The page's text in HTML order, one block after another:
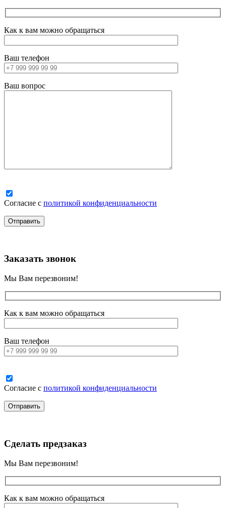
Как к вам можно обращаться
Ваш телефон
Ваш вопрос
Согласие с политикой конфиденциальности
Заказать звонок
Мы Вам перезвоним!
Как к вам можно обращаться
Ваш телефон
Согласие с политикой конфиденциальности
Сделать предзаказ
Мы Вам перезвоним!
Как к вам можно обращаться